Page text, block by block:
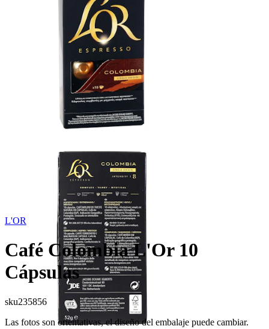
L'OR
Café Colombia L'Or 10
Cápsulas
sku235856
Las fotos son orientativas, el diseño del embalaje puede cambiar.